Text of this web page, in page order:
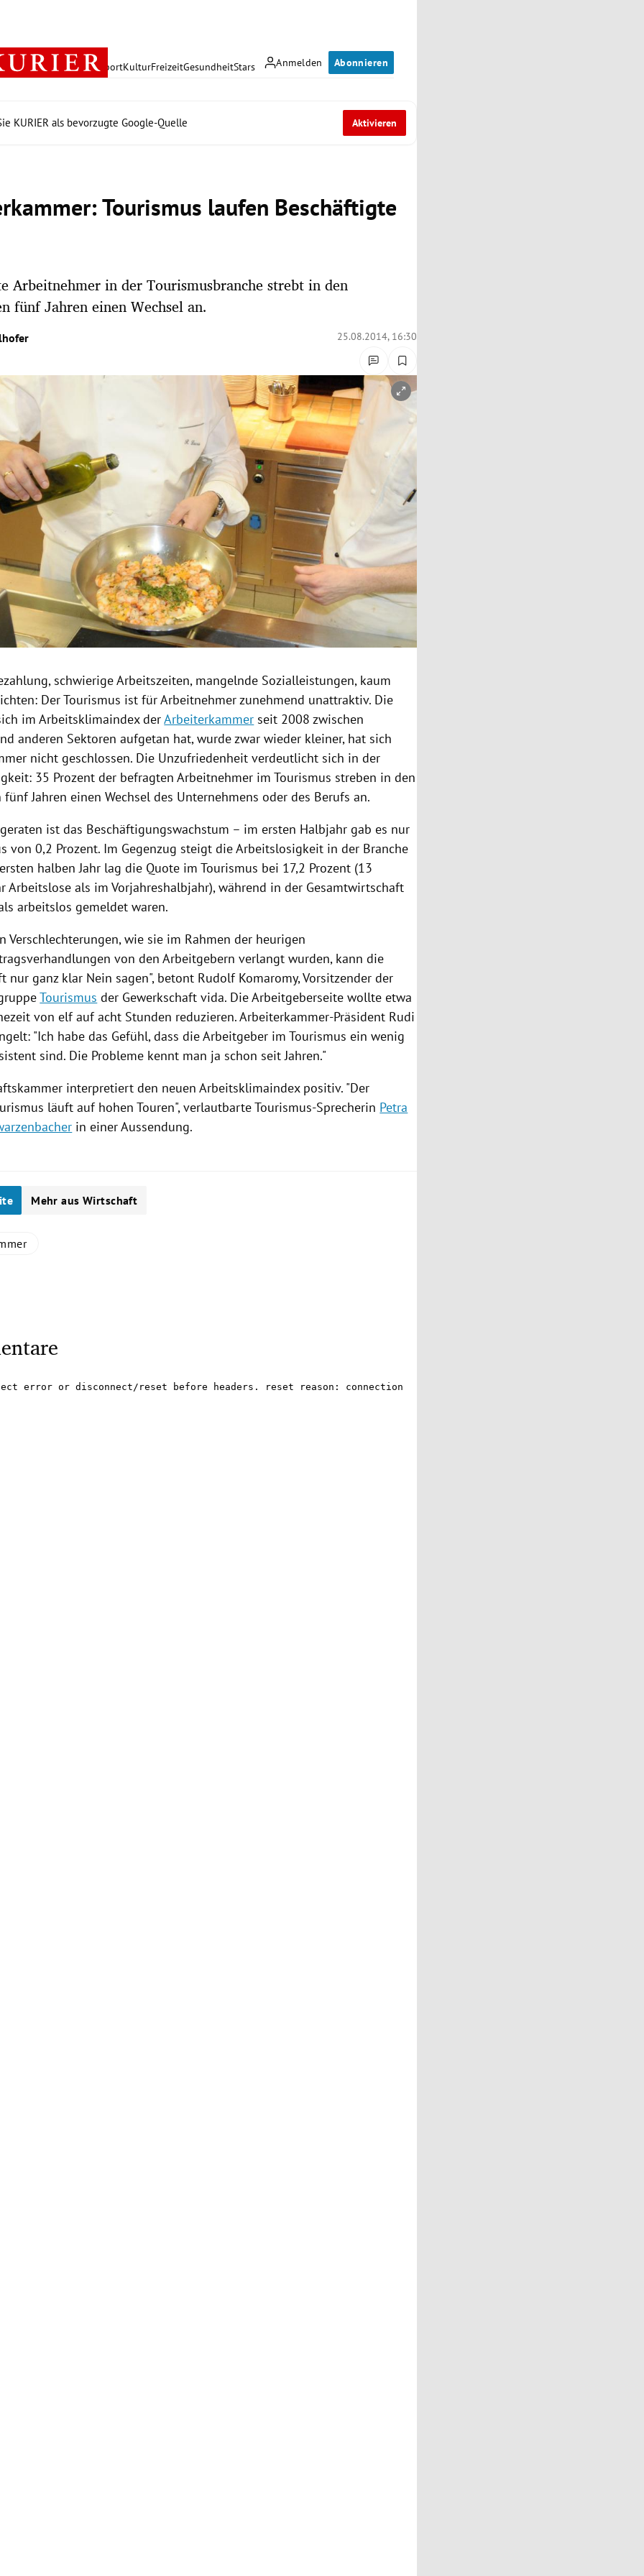
Anmelden Abonnieren
PolitikWirtschaft SportKulturFreizeitGesundheitStars
KURIER als bevorzugte Google-Quelle Aktivieren
Tourismus laufen Beschäftigte
Arbeitnehmer in der Tourismusbranche strebt in den
fünf Jahren einen Wechsel an.
25.08.2014, 16:30
öffnen/schließen
schwierige Arbeitszeiten, mangelnde Sozialleistungen, kaum
: DerTourismus ist für Arbeitnehmer zunehmend unattraktiv. Die
imArbeitsklimaindexderArbeiterkammer seit 2008 zwischen
anderen Sektoren aufgetan hat, wurde zwar wieder kleiner, hat sich
nicht geschlossen. Die Unzufriedenheit verdeutlicht sich in der
35 Prozent der befragten Arbeitnehmer imTourismus streben in den
Jahren einen Wechsel des Unternehmens oder des Berufs an.
ist das Beschäftigungswachstum – im ersten Halbjahr gab es nur
von 0,2 Prozent. Im Gegenzug steigt die Arbeitslosigkeit in der Branche
halben Jahr lag die Quote im Tourismus bei 17,2 Prozent (13
Arbeitslose als im Vorjahreshalbjahr), während in der Gesamtwirtschaft
arbeitslos gemeldet waren.
Verschlechterungen, wie sie im Rahmen der heurigen
von den Arbeitgebern verlangt wurden, kann die
nur ganz klar Nein sagen", betont Rudolf Komaromy, Vorsitzender der
Tourismus der Gewerkschaft vida. Die Arbeitgeberseite wollte etwa
von elf auf acht Stunden reduzieren. Arbeiterkammer-Präsident Rudi
"Ich habe das Gefühl, dass die Arbeitgeber imTourismus ein wenig
sind. Die Probleme kennt man ja schon seit Jahren."
interpretiert den neuenArbeitsklimaindexpositiv. "Der
läuft auf hohen Touren", verlautbarte Tourismus-Sprecherin Petra
in einer Aussendung.
Mehr aus Wirtschaft